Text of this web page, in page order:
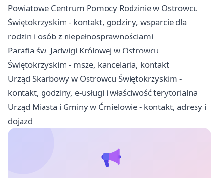
Powiatowe Centrum Pomocy Rodzinie w Ostrowcu
Świętokrzyskim - kontakt, godziny, wsparcie dla
rodzin i osób z niepełnosprawnościami
Parafia św. Jadwigi Królowej w Ostrowcu
Świętokrzyskim - msze, kancelaria, kontakt
Urząd Skarbowy w Ostrowcu Świętokrzyskim -
kontakt, godziny, e-usługi i właściwość terytorialna
Urząd Miasta i Gminy w Ćmielowie - kontakt, adresy i
dojazd